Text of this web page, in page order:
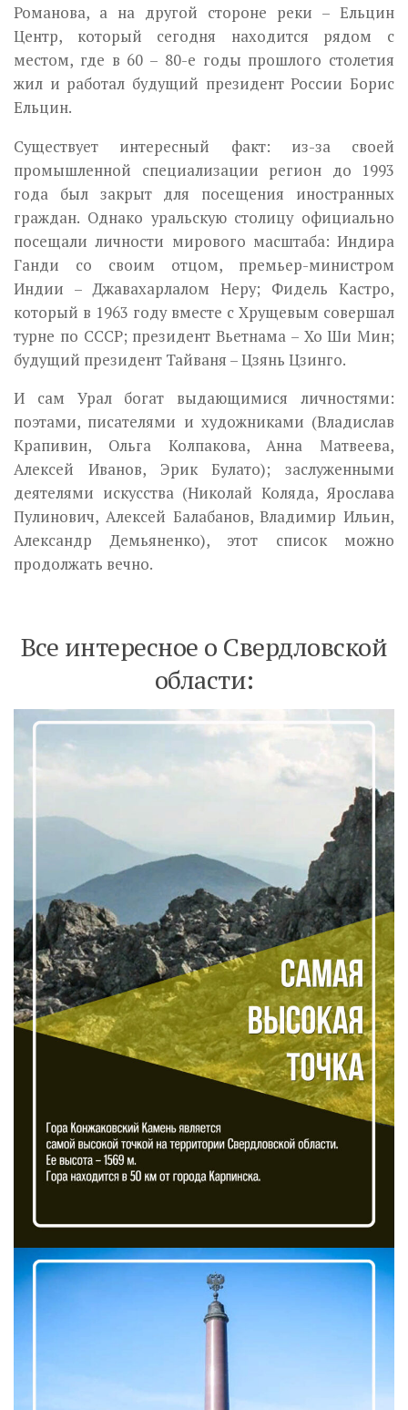
Романова, а на другой стороне реки – Ельцин
Центр, который сегодня находится рядом с
местом, где в 60 – 80-е годы прошлого столетия
жил и работал будущий президент России Борис
Ельцин.
Существует интересный факт: из-за своей
промышленной специализации регион до 1993
года был закрыт для посещения иностранных
граждан. Однако уральскую столицу официально
посещали личности мирового масштаба: Индира
Ганди со своим отцом, премьер-министром
Индии – Джавахарлалом Неру; Фидель Кастро,
который в 1963 году вместе с Хрущевым совершал
турне по СССР; президент Вьетнама – Хо Ши Мин;
будущий президент Тайваня – Цзянь Цзинго.
И сам Урал богат выдающимися личностями:
поэтами, писателями и художниками (Владислав
Крапивин, Ольга Колпакова, Анна Матвеева,
Алексей Иванов, Эрик Булато); заслуженными
деятелями искусства (Николай Коляда, Ярослава
Пулинович, Алексей Балабанов, Владимир Ильин,
Александр Демьяненко), этот список можно
продолжать вечно.
Все интересное о Свердловской
области: